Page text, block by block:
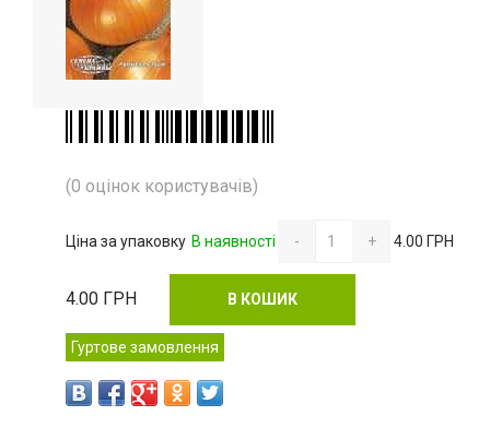
(0 оцінок користувачів)
Ціна за упаковку В наявності - + 4.00 ГРН
4.00 ГРН В КОШИК
Гуртове замовлення